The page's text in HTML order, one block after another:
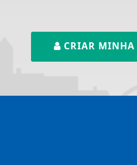
CRIAR MINHA